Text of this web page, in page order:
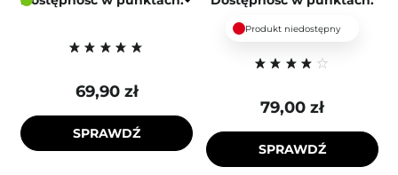
69,90 zł
SPRAWDŹ
Produkt niedostępny
79,00 zł
SPRAWDŹ